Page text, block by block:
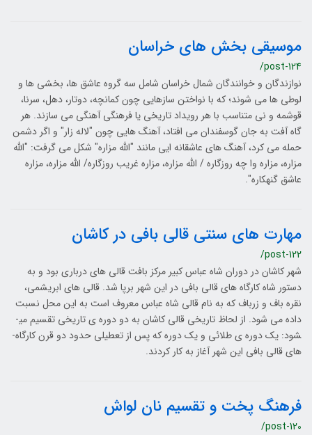
موسیقی بخش های خراسان
/post-124
نوازندگان و خوانندگان شمال خراسان شامل سه گروه عاشق­ ها، بخشی­ ها و
لوطی­ ها می­ شوند؛ که با نواختن سازهایی چون کمانچه، دوتار، دهل، سرنا،
قوشمه و نی متناسب با هر رویداد تاریخی یا فرهنگی آهنگی می ­سازند. هر
گاه آفت به جان گوسفندان می­ افتاد، آهنگ­ هایی چون "لاله­ زار" و اگر دشمن
حمله می­ کرد، آهنگ ­های عاشقانه­ ایی مانند "الله مزاره" شکل می­ گرفت: "الله
مزاره، مزاره وا چه روزگاره / الله مزاره، مزاره غریب روزگاره/ الله مزاره، مزاره
عاشق گنه­کاره".
مهارت های سنتی قالی بافی در کاشان
/post-122
شهر کاشان در دوران شاه­­ عباس کبیر مرکز بافت قالی ­های درباری بود و به
دستور شاه کارگاه­ های قالی بافی در این شهر برپا شد. قالی ­های ابریشمی،
نقره­ باف و زر­باف که به نام قالی شاه­ عباس معروف است به این محل نسبت
داده می­ شود. از لحاظ تاریخی قالی کاشان به دو دوره ی تاریخی تقسیم می­­
شود: یک دوره ی طلائی و یک دوره که پس از تعطیلی حدود دو قرن کارگاه­
های قالی بافی این شهر آغاز به کار کردند.
فرهنگ پخت و تقسیم نان لواش
/post-120